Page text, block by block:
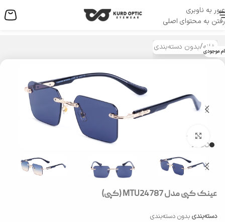
عبور به ناوبری
رفتن به محتوای اصلی
منو
خانه/بدون دسته‌بندی موجودی
بزرگنمایی تصویر
عینک کپی مدل MTU24787 (کپی)
دسته‌بندی بدون دسته‌بندی